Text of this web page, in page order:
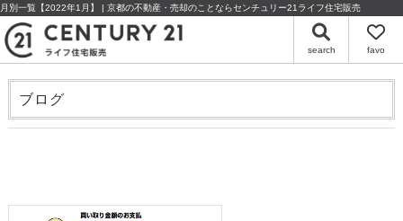
月別一覧【2022年1月】 | 京都の不動産・売却のことならセンチュリー21ライフ住宅販売
search favo
ブログ